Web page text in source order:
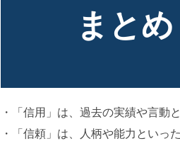
まとめ
・「信用」は、過去の実績や言動
・「信頼」は、人柄や能力といっ